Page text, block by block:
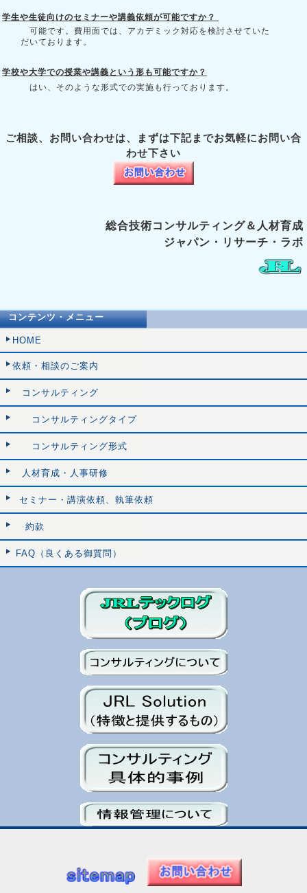
学生や生徒向けのセミナーや講義依頼が可能ですか？
可能です。費用面では、アカデミック対応を検討させていた
だいております。
学校や大学での授業や講義という形も可能ですか？
はい、そのような形式での実施も行っております。
ご相談、お問い合わせは、まずは下記までお気軽にお問い合
わせ下さい
総合技術コンサルティング＆人材育成
ジャパン・リサーチ・ラボ
コンテンツ・メニュー
HOME
依頼・相談のご案内
コンサルティング
コンサルティングタイプ
コンサルティング形式
人材育成・人事研修
セミナー・講演依頼、執筆依頼
約款
FAQ（良くある御質問）